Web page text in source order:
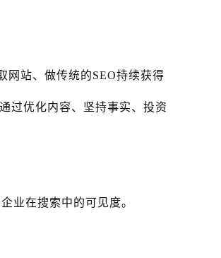
网站、做传统的SEO持续获得
过优化内容、坚持事实、投资
业在搜索中的可见度。